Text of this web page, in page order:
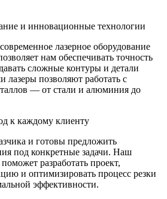
и инновационные технологии
лазерное оборудование
нам обеспечивать точность
сложные контуры и детали
позволяют работать с
— от стали и алюминия до
к каждому клиенту
и готовы предложить
под конкретные задачи. Наш
разработать проект,
и оптимизировать процесс резки
эффективности.